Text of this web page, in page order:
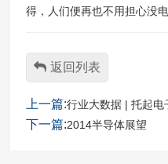
得，人们便再也不用担心没电
返回列表
上一篇:行业大数据 | 托起电
下一篇:2014半导体展望